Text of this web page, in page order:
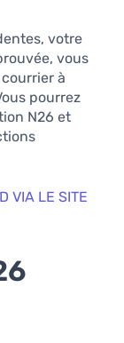
votre
vous
à
pourrez
N26 et
VIA LE SITE